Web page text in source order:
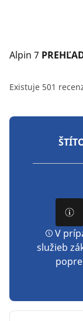
Alpin 7
Existuje 501
V
služieb